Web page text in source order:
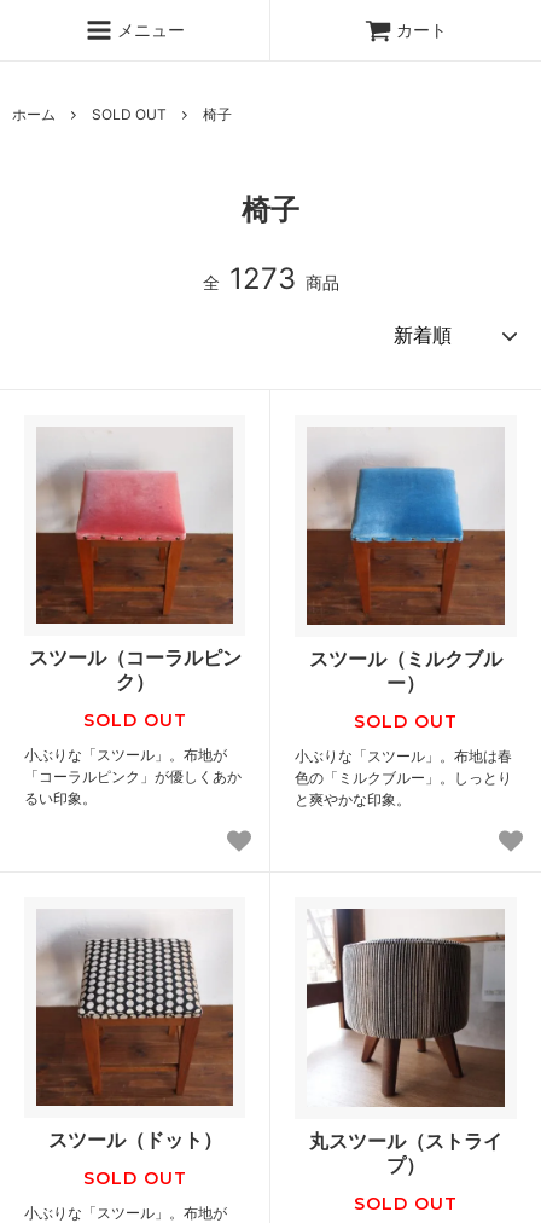
メニュー カート
ホーム SOLD OUT 椅子
椅子
全 1273 商品
スツール（コーラルピン
ク）
SOLD OUT
小ぶりな「スツール」。布地が
「コーラルピンク」が優しくあか
るい印象。
スツール（ミルクブル
ー）
SOLD OUT
小ぶりな「スツール」。布地は春
色の「ミルクブルー」。しっとり
と爽やかな印象。
スツール（ドット）
SOLD OUT
小ぶりな「スツール」。布地が
丸スツール（ストライ
プ）
SOLD OUT